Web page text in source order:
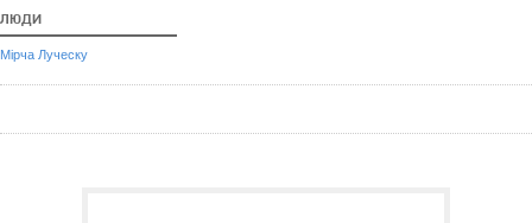
ЛЮДИ
Мірча Луческу